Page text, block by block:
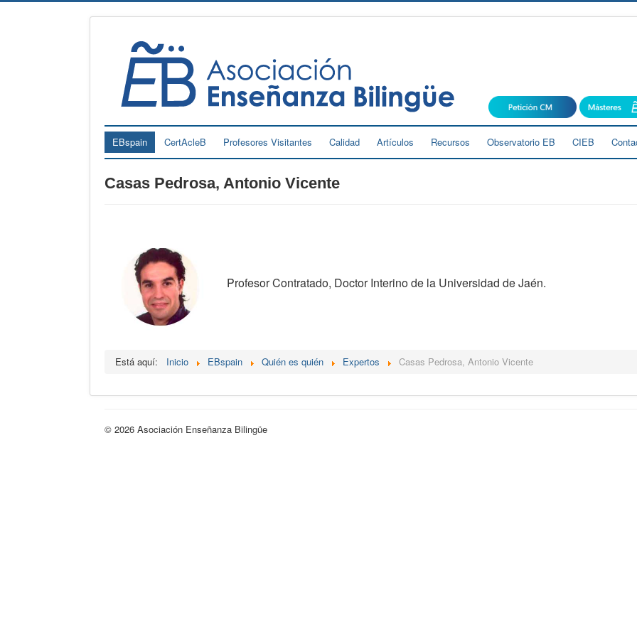
EBspain CertAcleB Profesores Visitantes Calidad Artículos Recursos Observatorio EB CIEB
Casas Pedrosa, Antonio Vicente
Profesor Contratado, Doctor Interino de la Universidad de Jaén.
Está aquí: Inicio EBspain Quién es quién Expertos Casas Pedrosa, Antonio Vicente
© 2026 Asociación Enseñanza Bilingüe